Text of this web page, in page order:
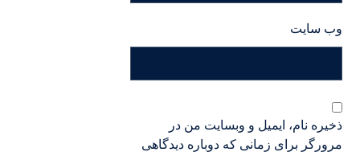
وب‌ سایت
ذخیره نام، ایمیل و وبسایت من در
مرورگر برای زمانی که دوباره دیدگاهی